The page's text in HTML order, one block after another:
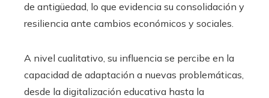
de antigüedad, lo que evidencia su consolidación y
resiliencia ante cambios económicos y sociales.
A nivel cualitativo, su influencia se percibe en la
capacidad de adaptación a nuevas problemáticas,
desde la digitalización educativa hasta la